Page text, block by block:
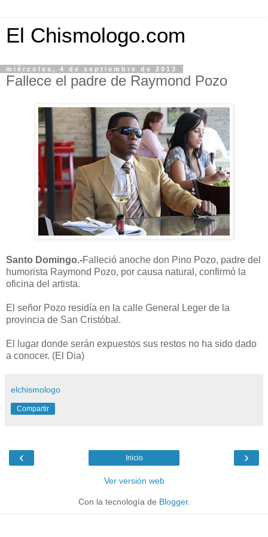
El Chismologo.com
miércoles, 4 de septiembre de 2013
Fallece el padre de Raymond Pozo
Santo Domingo.-Falleció anoche don Pino Pozo, padre del
humorista Raymond Pozo, por causa natural, confirmó la
oficina del artista.
El señor Pozo residía en la calle General Leger de la
provincia de San Cristóbal.
El lugar donde serán expuestos sus restos no ha sido dado
a conocer. (El Dia)
elchismologo
Compartir
‹ ›
Inicio
Ver versión web
Con la tecnología de Blogger.